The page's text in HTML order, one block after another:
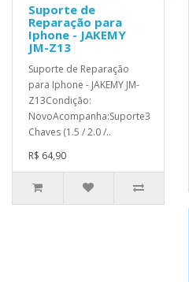
Suporte de
Reparação para
Iphone - JAKEMY
JM-Z13
Suporte de Reparação
para Iphone - JAKEMY JM-
Z13Condição:
NovoAcompanha:Suporte3
Chaves (1.5 / 2.0 /..
R$ 64,90